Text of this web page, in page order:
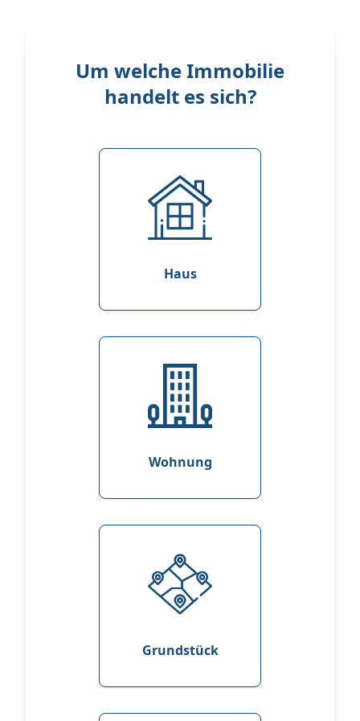
Um welche Immobilie
handelt es sich?
Haus
Wohnung
Grundstück